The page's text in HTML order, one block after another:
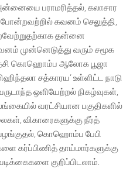
பராமரித்தல், கலாசார
போன்றவற்றில் கவனம் செலுத்தி,
தன்னை
முன்னெடுத்து வரும் சமூக
கொஹொம்ப ஆலோக பூஜா
சத்காரய’ உள்ளிட்ட நாடு
ஒளியேற்றல் நிகழ்வுகள்,
வரட்சியான பகுதிகளில்
விகாரைகளுக்கு நீர்த்
கொஹொம்ப பேபி
கர்ப்பிணித் தாய்மார்களுக்கு
குறிப்பிடலாம்.